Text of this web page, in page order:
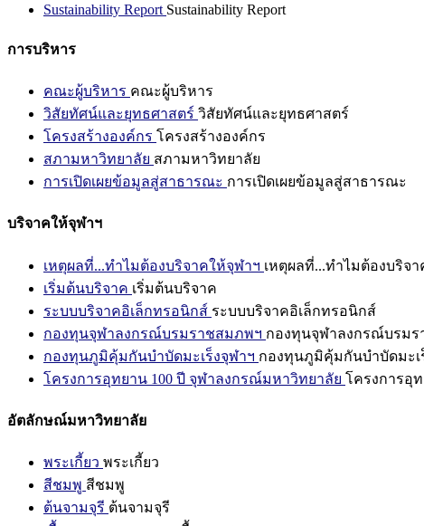
Sustainability Report Sustainability Report
การบริหาร
คณะผู้บริหาร คณะผู้บริหาร
วิสัยทัศน์และยุทธศาสตร์ วิสัยทัศน์และยุทธศาสตร์
โครงสร้างองค์กร โครงสร้างองค์กร
สภามหาวิทยาลัย สภามหาวิทยาลัย
การเปิดเผยข้อมูลสู่สาธารณะ การเปิดเผยข้อมูลสู่สาธารณะ
บริจาคให้จุฬาฯ
เหตุผลที่...ทำไมต้องบริจาคให้จุฬาฯ เหตุผลที่...ทำไมต้องบริจ
เริ่มต้นบริจาค เริ่มต้นบริจาค
ระบบบริจาคอิเล็กทรอนิกส์ ระบบบริจาคอิเล็กทรอนิกส์
กองทุนจุฬาลงกรณ์บรมราชสมภพฯ กองทุนจุฬาลงกรณ์บรม
กองทุนภูมิคุ้มกันบำบัดมะเร็งจุฬาฯ กองทุนภูมิคุ้มกันบำบัดมะเ
โครงการอุทยาน 100 ปี จุฬาลงกรณ์มหาวิทยาลัย โครงการอุ
อัตลักษณ์มหาวิทยาลัย
พระเกี้ยว พระเกี้ยว
สีชมพู สีชมพู
ต้นจามจุรี ต้นจามจุรี